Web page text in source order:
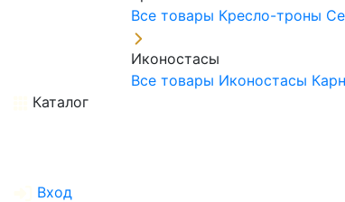
Все товары Кресло-троны
Иконостасы
Все товары Иконостасы
Каталог
Вход